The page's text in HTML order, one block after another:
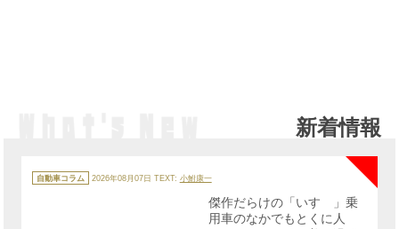
新着情報
テ
ゴ
自動車コラム 2026年08月07日 TEXT: 小鮒康一
NEW
傑作だらけの「いすゞ」乗
用車のなかでもとくに人